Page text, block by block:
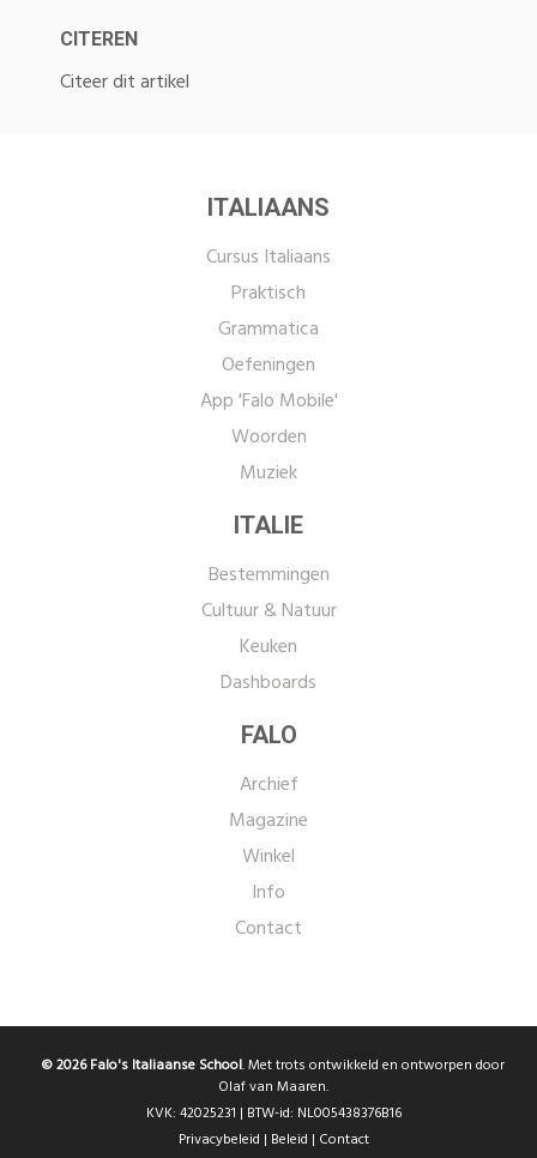
CITEREN
Citeer dit artikel
ITALIAANS
Cursus Italiaans
Praktisch
Grammatica
Oefeningen
App 'Falo Mobile'
Woorden
Muziek
ITALIE
Bestemmingen
Cultuur & Natuur
Keuken
Dashboards
FALO
Archief
Magazine
Winkel
Info
Contact
© 2026 Falo's Italiaanse School. Met trots ontwikkeld en ontworpen door
Olaf van Maaren.
KVK: 42025231 | BTW-id: NL005438376B16
Privacybeleid | Beleid | Contact